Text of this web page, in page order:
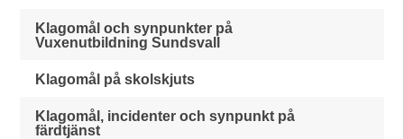
Klagomål och synpunkter på
Vuxenutbildning Sundsvall
Klagomål på skolskjuts
Klagomål, incidenter och synpunkt på
färdtjänst